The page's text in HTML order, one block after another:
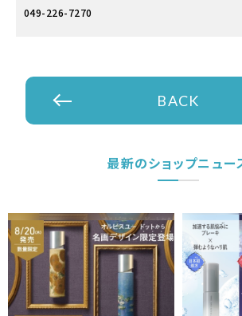
049-226-7270
BACK
最新のショップニュー